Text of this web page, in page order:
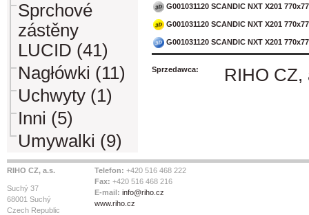
Sprchové
zástěny
LUCID (41)
Nagłówki (11)
Uchwyty (1)
Inni (5)
Umywalki (9)
G001031120 SCANDIC NXT X201
G001031120 SCANDIC NXT X201
G001031120 SCANDIC NXT X201
Sprzedawca: RIHO CZ,
RIHO CZ, a.s.
Suchý 37
68001 Suchý
Czech Republic
Telefon: +420 516 468 222
Fax: +420 516 468 216
E-mail: info@riho.cz
www.riho.cz